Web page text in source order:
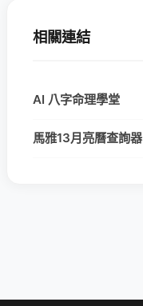
相關連結
AI 八字命理學堂
馬雅13月亮曆查詢器